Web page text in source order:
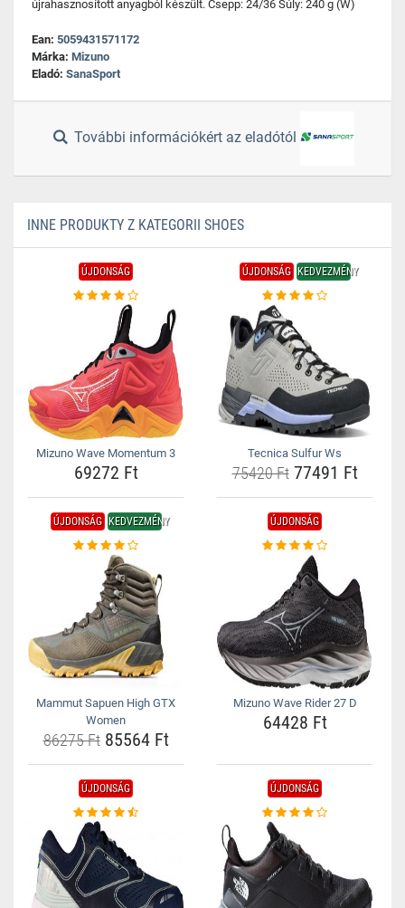
újrahasznosított anyagból készült. Csepp: 24/36 Súly: 240 g (W)
Ean: 5059431571172
Márka: Mizuno
Eladó: SanaSport
További információkért az eladótól
INNE PRODUKTY Z KATEGORII SHOES
ÚJDONSÁG
Mizuno Wave Momentum 3
69272 Ft
ÚJDONSÁG KEDVEZMÉNY
Tecnica Sulfur Ws
75420 Ft77491 Ft
ÚJDONSÁG KEDVEZMÉNY
Mammut Sapuen High GTX
Women
86275 Ft85564 Ft
ÚJDONSÁG
Mizuno Wave Rider 27 D
64428 Ft
ÚJDONSÁG ÚJDONSÁG